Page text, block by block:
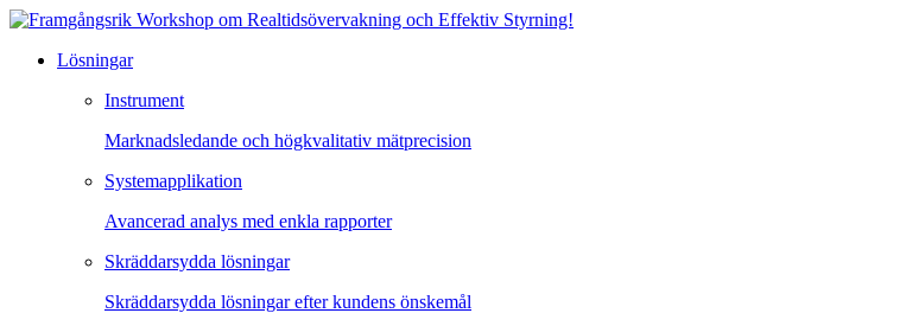
Lösningar
Instrument
Marknadsledande och högkvalitativ mätprecision
Systemapplikation
Avancerad analys med enkla rapporter
Skräddarsydda lösningar
Skräddarsydda lösningar efter kundens önskemål